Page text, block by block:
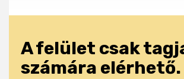
A felület csak
számára elérhető.